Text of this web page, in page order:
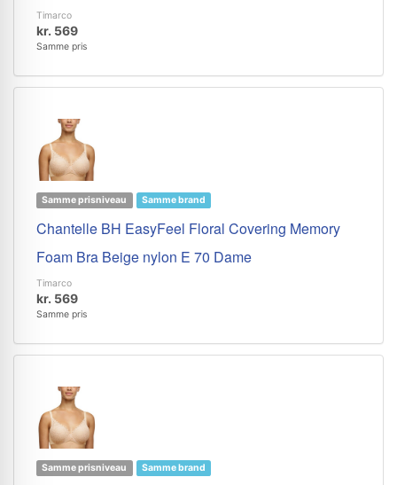
Timarco
kr. 569
Samme pris
Samme prisniveau Samme brand
Chantelle BH EasyFeel Floral Covering Memory
Foam Bra Beige nylon E 70 Dame
Timarco
kr. 569
Samme pris
Samme prisniveau Samme brand